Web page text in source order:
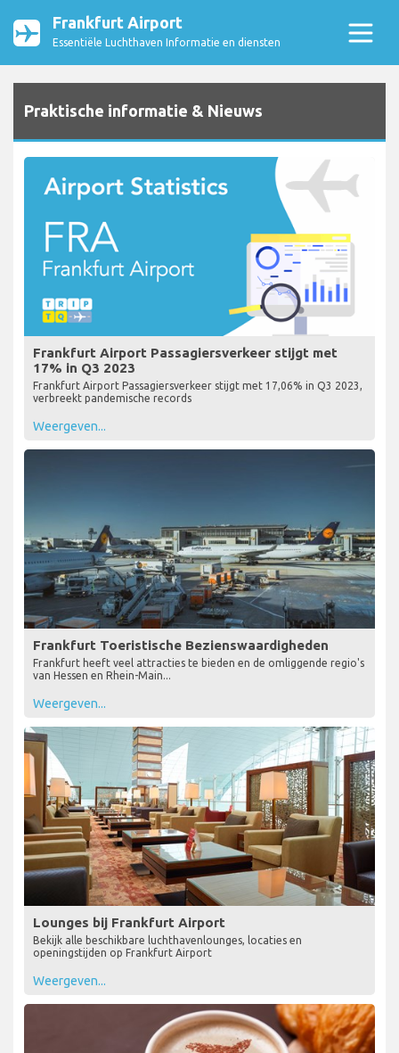
Frankfurt Airport
Essentiële Luchthaven Informatie en diensten
Praktische informatie & Nieuws
Frankfurt Airport Passagiersverkeer stijgt met
17% in Q3 2023
Frankfurt Airport Passagiersverkeer stijgt met 17,06% in Q3 2023,
verbreekt pandemische records
Weergeven...
Frankfurt Toeristische Bezienswaardigheden
Frankfurt heeft veel attracties te bieden en de omliggende regio's
van Hessen en Rhein-Main...
Weergeven...
Lounges bij Frankfurt Airport
Bekijk alle beschikbare luchthavenlounges, locaties en
openingstijden op Frankfurt Airport
Weergeven...